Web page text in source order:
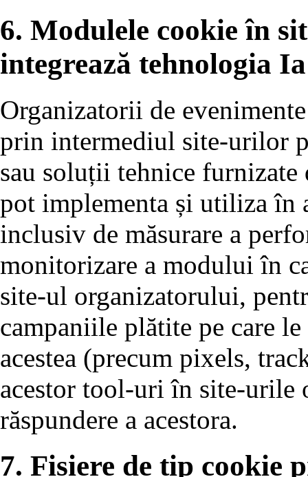
6. Modulele cookie în
integrează tehnologia
Organizatorii de
prin intermediul site-urilor
sau soluții tehnice
pot implementa și utiliza în
inclusiv de măsurare a
monitorizare a modului în
site-ul organizatorului,
campaniile plătite pe care
acestea (precum pixels,
acestor tool-uri în site-urile
răspundere a acestora.
7. Fișiere de tip